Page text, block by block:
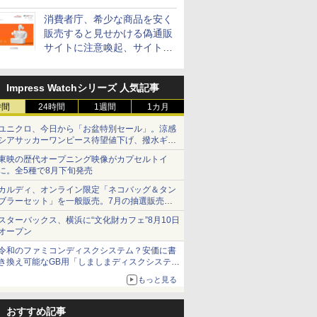
消費者庁、希少な商品を安く
販売すると見せかける偽通販
サイトに注意喚起、サイト名
Impress Watchシリーズ 人気記事
24時間 1週間 1カ月
ニクロ、今日から「お盆特別セール」。涼感
アサッカーワンピース待望値下げ、撥水ギア
ョーツは1990円に
映の歴代オープニング映像がカプセルトイ
。全5種で8月下旬発売
ルディ、オンライン限定「ネコバッグ＆タン
ラーセット」を一般販売。7月の抽選販売の
選無効分
ターバックス、横浜に“文化財カフェ”8月10日
ープン
和のファミコンディスクシステム？安価に書
換え可能なGB用「しましまディスクシステ
もっと見る
おすすめ記事